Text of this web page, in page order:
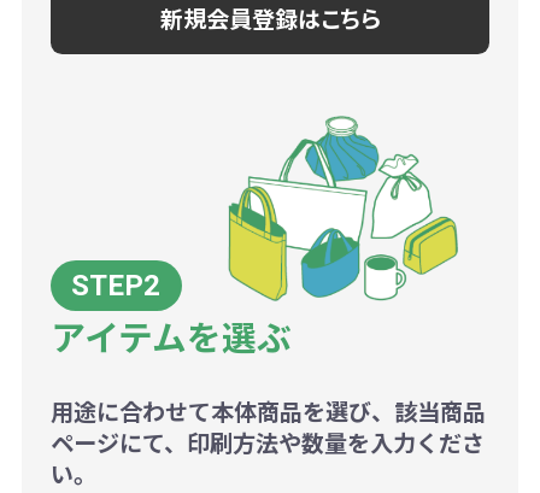
新規会員登録はこちら
アイテムを選ぶ
用途に合わせて本体商品を選び、該当商品
ページにて、印刷方法や数量を入力くださ
い。